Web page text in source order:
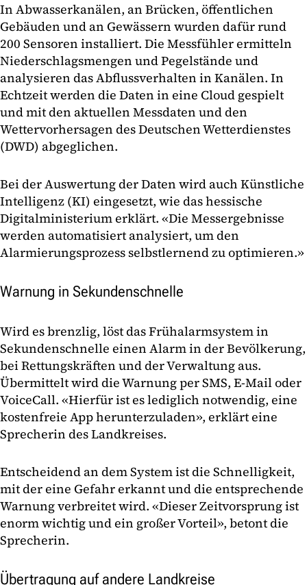
In Abwasserkanälen, an Brücken, öffentlichen
Gebäuden und an Gewässern wurden dafür rund
200 Sensoren installiert. Die Messfühler ermitteln
Niederschlagsmengen und Pegelstände und
analysieren das Abflussverhalten in Kanälen. In
Echtzeit werden die Daten in eine Cloud gespielt
und mit den aktuellen Messdaten und den
Wettervorhersagen des Deutschen Wetterdienstes
(DWD) abgeglichen.
Bei der Auswertung der Daten wird auch Künstliche
Intelligenz (KI) eingesetzt, wie das hessische
Digitalministerium erklärt. «Die Messergebnisse
werden automatisiert analysiert, um den
Alarmierungsprozess selbstlernend zu optimieren.»
Warnung in Sekundenschnelle
Wird es brenzlig, löst das Frühalarmsystem in
Sekundenschnelle einen Alarm in der Bevölkerung,
bei Rettungskräften und der Verwaltung aus.
Übermittelt wird die Warnung per SMS, E-Mail oder
VoiceCall. «Hierfür ist es lediglich notwendig, eine
kostenfreie App herunterzuladen», erklärt eine
Sprecherin des Landkreises.
Entscheidend an dem System ist die Schnelligkeit,
mit der eine Gefahr erkannt und die entsprechende
Warnung verbreitet wird. «Dieser Zeitvorsprung ist
enorm wichtig und ein großer Vorteil», betont die
Sprecherin.
Übertragung auf andere Landkreise